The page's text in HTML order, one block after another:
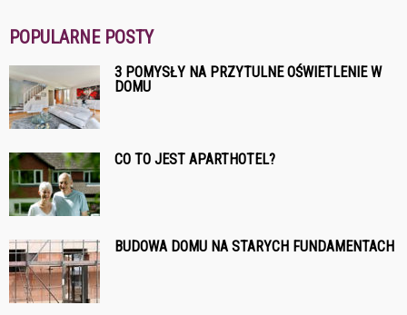
POPULARNE POSTY
3 POMYSŁY NA PRZYTULNE OŚWIETLENIE W
DOMU
CO TO JEST APARTHOTEL?
BUDOWA DOMU NA STARYCH FUNDAMENTACH